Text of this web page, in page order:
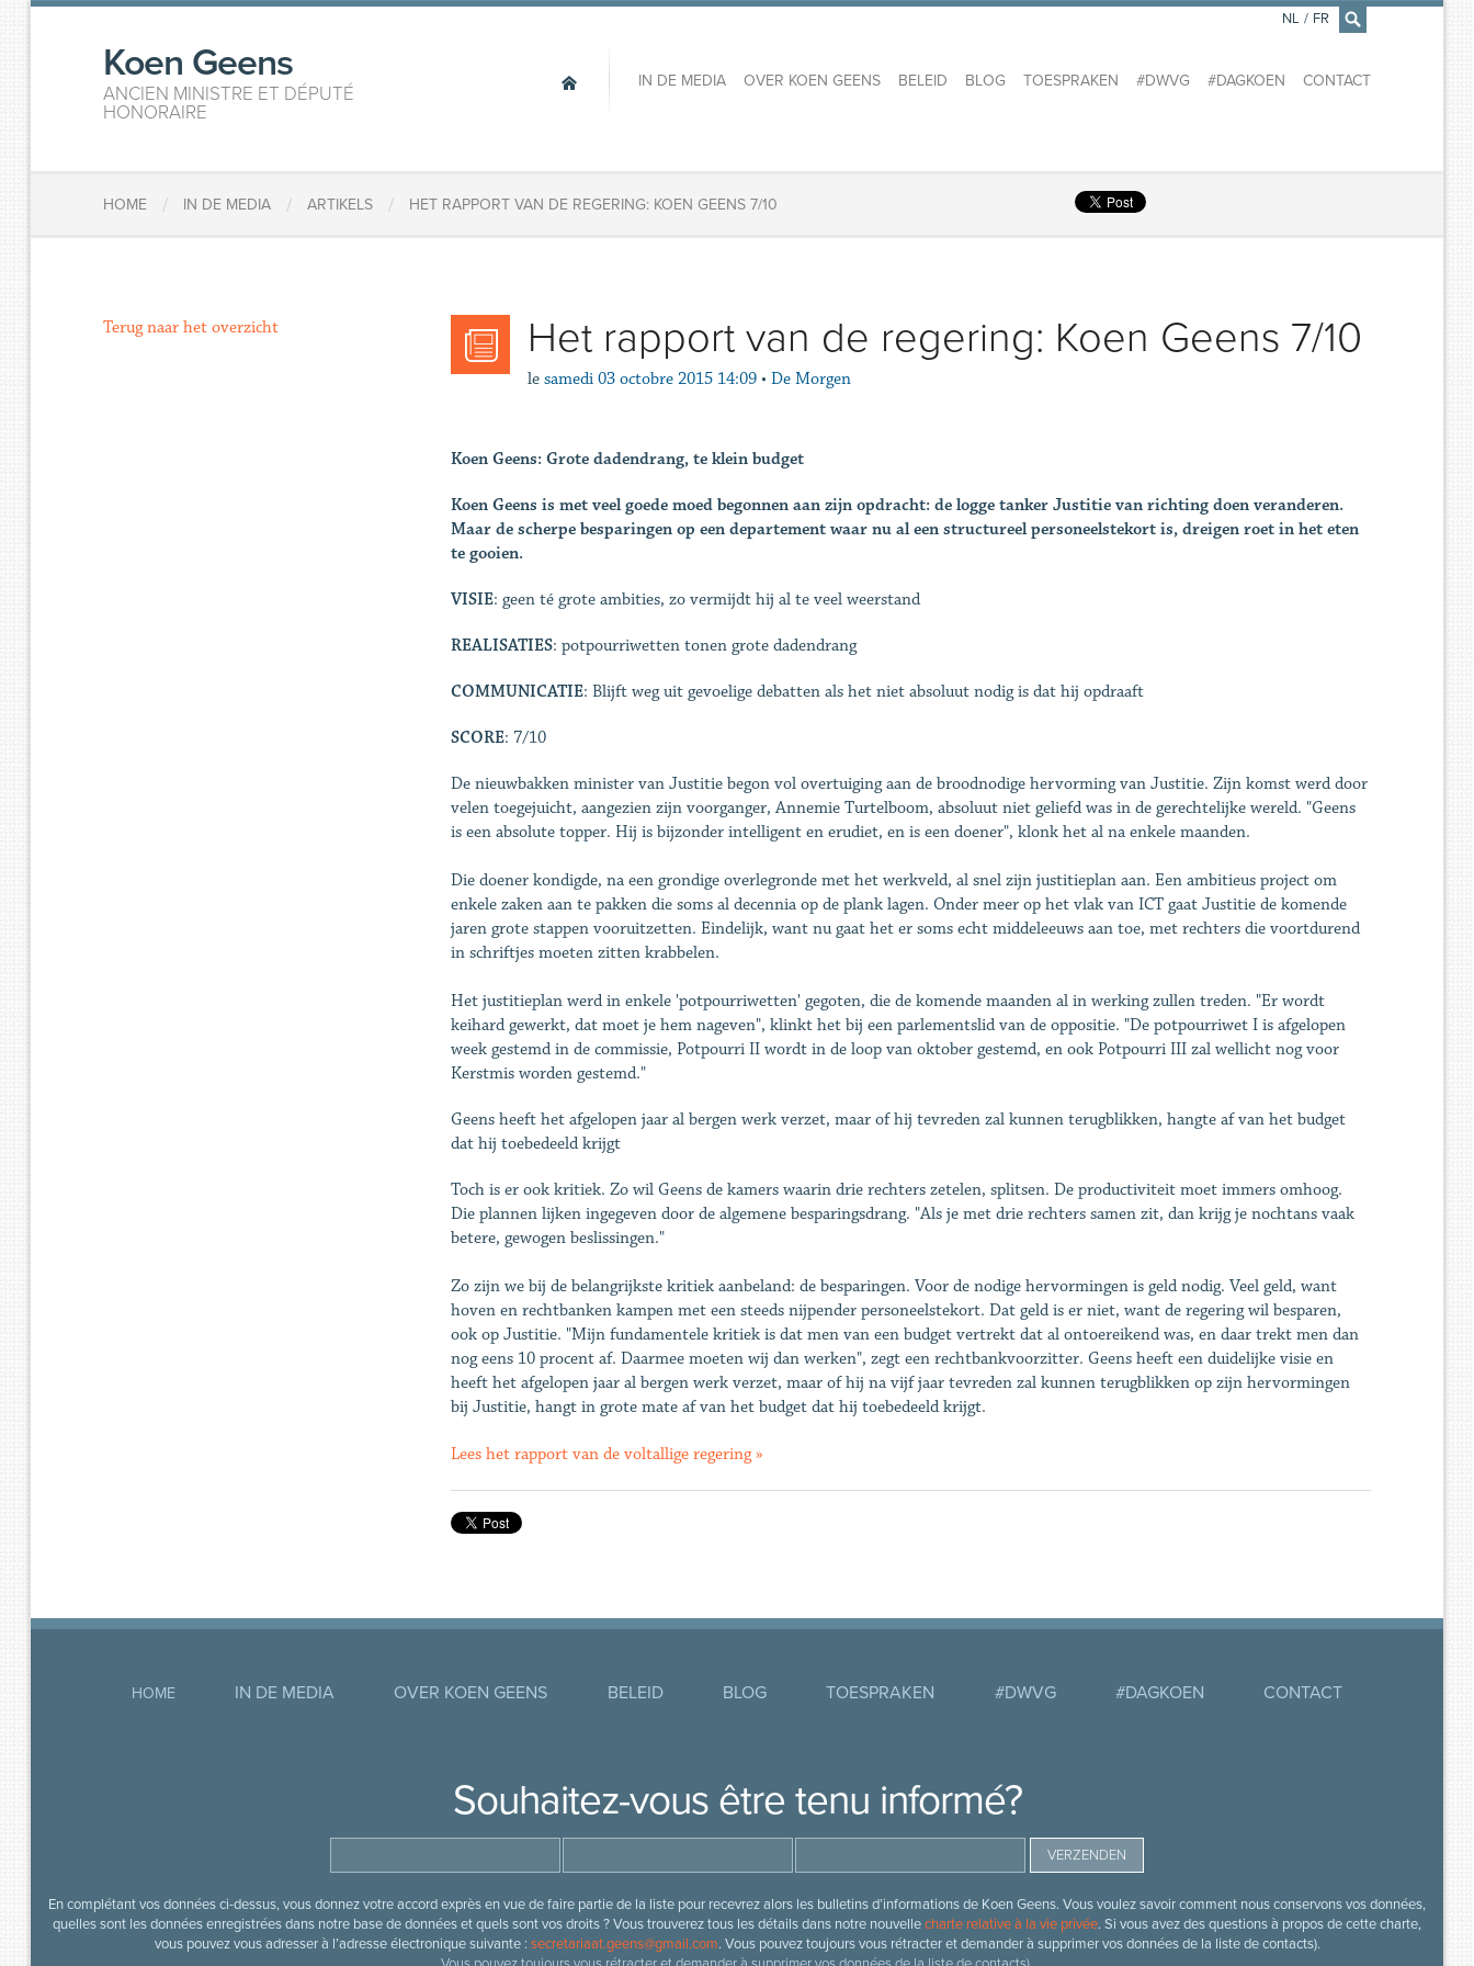
×
Koen Geens
ANCIEN MINISTRE ET DÉPUTÉ
HONORAIRE
IN DE MEDIA OVER KOEN GEENS BELEID BLOG TOESPRAKEN #DWVG #DAGKOEN CONTACT
NL / FR
HOME / IN DE MEDIA / ARTIKELS / HET RAPPORT VAN DE REGERING: KOEN GEENS 7/10
Het rapport van de regering: Koen Geens 7/10
le samedi 03 octobre 2015 14:09 • De Morgen
Koen Geens: Grote dadendrang, te klein budget
Koen Geens is met veel goede moed begonnen aan zijn opdracht: de logge tanker Justitie van richting doen veranderen.
Maar de scherpe besparingen op een departement waar nu al een structureel personeelstekort is, dreigen roet in het eten
te gooien.
VISIE: geen té grote ambities, zo vermijdt hij al te veel weerstand
REALISATIES: potpourriwetten tonen grote dadendrang
COMMUNICATIE: Blijft weg uit gevoelige debatten als het niet absoluut nodig is dat hij opdraaft
SCORE: 7/10
De nieuwbakken minister van Justitie begon vol overtuiging aan de broodnodige hervorming van Justitie. Zijn komst werd door
velen toegejuicht, aangezien zijn voorganger, Annemie Turtelboom, absoluut niet geliefd was in de gerechtelijke wereld. "Geens
is een absolute topper. Hij is bijzonder intelligent en erudiet, en is een doener", klonk het al na enkele maanden.
Die doener kondigde, na een grondige overlegronde met het werkveld, al snel zijn justitieplan aan. Een ambitieus project om
enkele zaken aan te pakken die soms al decennia op de plank lagen. Onder meer op het vlak van ICT gaat Justitie de komende
jaren grote stappen vooruitzetten. Eindelijk, want nu gaat het er soms echt middeleeuws aan toe, met rechters die voortdurend
in schriftjes moeten zitten krabbelen.
Het justitieplan werd in enkele 'potpourriwetten' gegoten, die de komende maanden al in werking zullen treden. "Er wordt
keihard gewerkt, dat moet je hem nageven", klinkt het bij een parlementslid van de oppositie. "De potpourriwet I is afgelopen
week gestemd in de commissie, Potpourri II wordt in de loop van oktober gestemd, en ook Potpourri III zal wellicht nog voor
Kerstmis worden gestemd."
Geens heeft het afgelopen jaar al bergen werk verzet, maar of hij tevreden zal kunnen terugblikken, hangte af van het budget
dat hij toebedeeld krijgt
Toch is er ook kritiek. Zo wil Geens de kamers waarin drie rechters zetelen, splitsen. De productiviteit moet immers omhoog.
Die plannen lijken ingegeven door de algemene besparingsdrang. "Als je met drie rechters samen zit, dan krijg je nochtans vaak
betere, gewogen beslissingen."
Zo zijn we bij de belangrijkste kritiek aanbeland: de besparingen. Voor de nodige hervormingen is geld nodig. Veel geld, want
hoven en rechtbanken kampen met een steeds nijpender personeelstekort. Dat geld is er niet, want de regering wil besparen,
ook op Justitie. "Mijn fundamentele kritiek is dat men van een budget vertrekt dat al ontoereikend was, en daar trekt men dan
nog eens 10 procent af. Daarmee moeten wij dan werken", zegt een rechtbankvoorzitter. Geens heeft een duidelijke visie en
heeft het afgelopen jaar al bergen werk verzet, maar of hij na vijf jaar tevreden zal kunnen terugblikken op zijn hervormingen
bij Justitie, hangt in grote mate af van het budget dat hij toebedeeld krijgt.
Lees het rapport van de voltallige regering »
Terug naar het overzicht
HOME IN DE MEDIA OVER KOEN GEENS BELEID BLOG TOESPRAKEN #DWVG #DAGKOEN CONTACT
Souhaitez-vous être tenu informé?
En complétant vos données ci-dessus, vous donnez votre accord exprès en vue de faire partie de la liste pour recevrez alors les bulletins d’informations de Koen Geens. Vous voulez savoir comment nous conservons vos données,
quelles sont les données enregistrées dans notre base de données et quels sont vos droits ? Vous trouverez tous les détails dans notre nouvellecharte relative à la vie privée. Si vous avez des questions à propos de cette charte,
vous pouvez vous adresser à l’adresse électronique suivante : secretariaat.geens@gmail.com. Vous pouvez toujours vous rétracter et demander à supprimer vos données de la liste de contacts).